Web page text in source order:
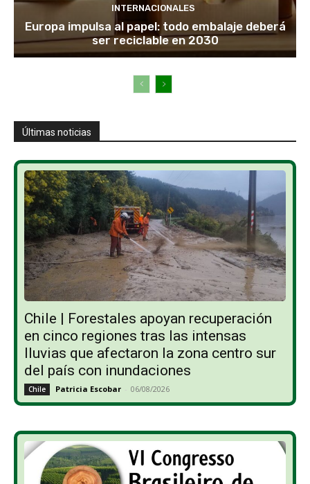
INTERNACIONALES
Europa impulsa al papel: todo embalaje deberá
ser reciclable en 2030
Últimas noticias
Chile | Forestales apoyan recuperación
en cinco regiones tras las intensas
lluvias que afectaron la zona centro sur
del país con inundaciones
Chile Patricia Escobar - 06/08/2026